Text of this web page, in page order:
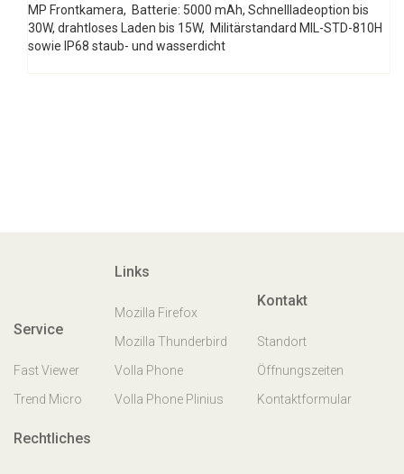
MP Frontkamera, Batterie: 5000 mAh, Schnellladeoption bis
30W, drahtloses Laden bis 15W, Militärstandard MIL-STD-810H
sowie IP68 staub- und wasserdicht
Service
Fast Viewer
Trend Micro
Links
Mozilla Firefox
Mozilla Thunderbird
Volla Phone
Volla Phone Plinius
Kontakt
Standort
Öffnungszeiten
Kontaktformular
Rechtliches